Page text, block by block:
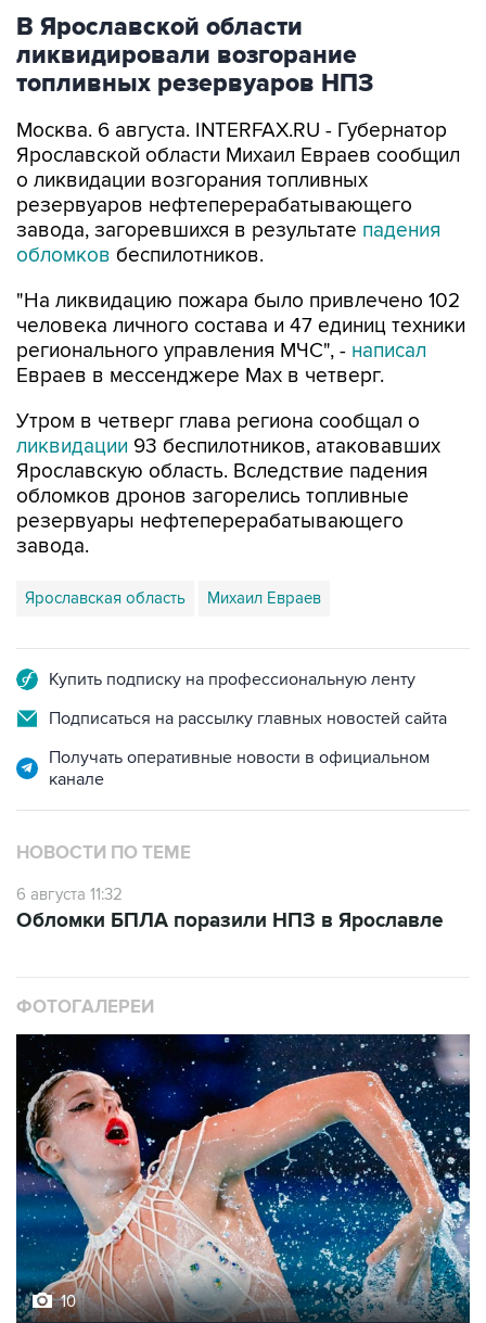
В Ярославской области
ликвидировали возгорание
топливных резервуаров НПЗ
Москва. 6 августа. INTERFAX.RU - Губернатор
Ярославской области Михаил Евраев сообщил
о ликвидации возгорания топливных
резервуаров нефтеперерабатывающего
завода, загоревшихся в результате падения
обломков беспилотников.
"На ликвидацию пожара было привлечено 102
человека личного состава и 47 единиц техники
регионального управления МЧС", - написал
Евраев в мессенджере Мах в четверг.
Утром в четверг глава региона сообщал о
ликвидации 93 беспилотников, атаковавших
Ярославскую область. Вследствие падения
обломков дронов загорелись топливные
резервуары нефтеперерабатывающего
завода.
Ярославская область Михаил Евраев
Купить подписку на профессиональную ленту
Подписаться на рассылку главных новостей сайта
Получать оперативные новости в официальном
канале
НОВОСТИ ПО ТЕМЕ
6 августа 11:32
Обломки БПЛА поразили НПЗ в Ярославле
ФОТОГАЛЕРЕИ
10